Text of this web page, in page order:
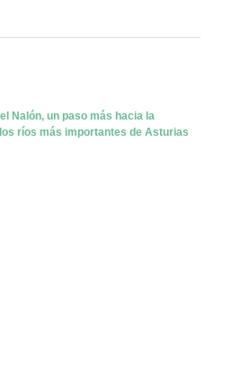
Nalón, un paso más hacia la
ríos más importantes de Asturias